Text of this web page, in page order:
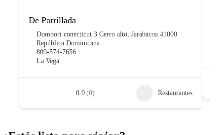
De Parrillada
Dombori conecticut 3 Cerro alto, Jarabacoa 41000
República Dominicana
809-574-7656
La Vega
0.0 (0) Restaurantes